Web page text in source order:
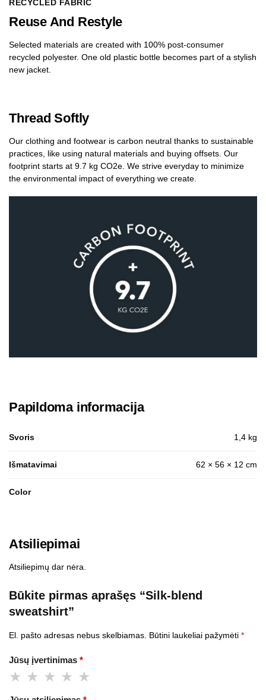
RECYCLED FABRIC
Reuse And Restyle
Selected materials are created with 100% post-consumer
recycled polyester. One old plastic bottle becomes part of a stylish
new jacket.
Thread Softly
Our clothing and footwear is carbon neutral thanks to sustainable
practices, like using natural materials and buying offsets. Our
footprint starts at 9.7 kg CO2e. We strive everyday to minimize
the environmental impact of everything we create.
Papildoma informacija
Svoris 1,4 kg
Išmatavimai 62 × 56 × 12 cm
Color
Atsiliepimai
Atsiliepimų dar nėra.
Būkite pirmas aprašęs “Silk-blend
sweatshirt”
El. pašto adresas nebus skelbiamas. Būtini laukeliai pažymėti *
Jūsų įvertinimas *